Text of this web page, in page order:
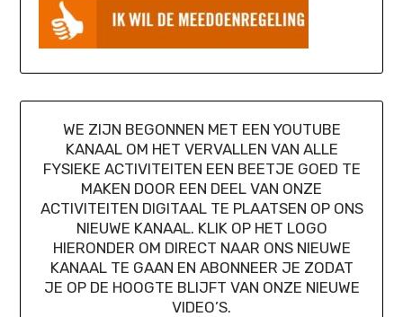
WE ZIJN BEGONNEN MET EEN YOUTUBE
KANAAL OM HET VERVALLEN VAN ALLE
FYSIEKE ACTIVITEITEN EEN BEETJE GOED TE
MAKEN DOOR EEN DEEL VAN ONZE
ACTIVITEITEN DIGITAAL TE PLAATSEN OP ONS
NIEUWE KANAAL. KLIK OP HET LOGO
HIERONDER OM DIRECT NAAR ONS NIEUWE
KANAAL TE GAAN EN ABONNEER JE ZODAT
JE OP DE HOOGTE BLIJFT VAN ONZE NIEUWE
VIDEO’S.